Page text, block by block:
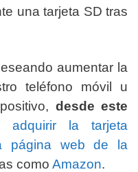
una tarjeta SD tras
aumentar la
teléfono móvil u
desde este
adquirir la tarjeta
página web de la
como Amazon.